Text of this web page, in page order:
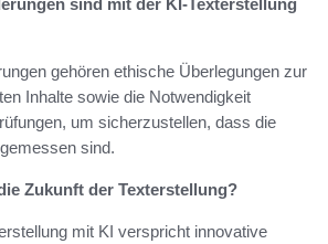
gehören ethische Überlegungen zur
Inhalte sowie die Notwendigkeit
um sicherzustellen, dass die
sind.
Zukunft der Texterstellung?
mit KI verspricht innovative